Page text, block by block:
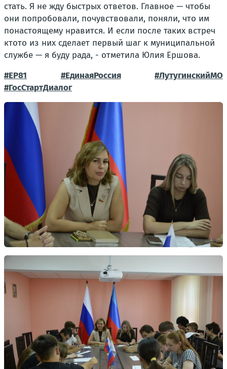
стать. Я не жду быстрых ответов. Главное — чтобы
они попробовали, почувствовали, поняли, что им
понастоящему нравится. И если после таких встреч
ктото из них сделает первый шаг к муниципальной
службе — я буду рада, - отметила Юлия Ершова.
#ЕР81
#ЕдинаяРоссия
#ЛутугинскийМО
#ГосСтартДиалог